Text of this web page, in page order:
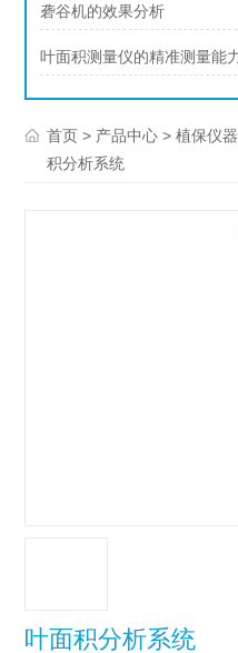
砻谷机的效果分析
首页 > 产品中心 >植保仪器
积分析系统
叶面积分析系统